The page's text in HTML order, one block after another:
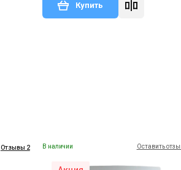
Купить
Отзывы 2 В наличии Оставить